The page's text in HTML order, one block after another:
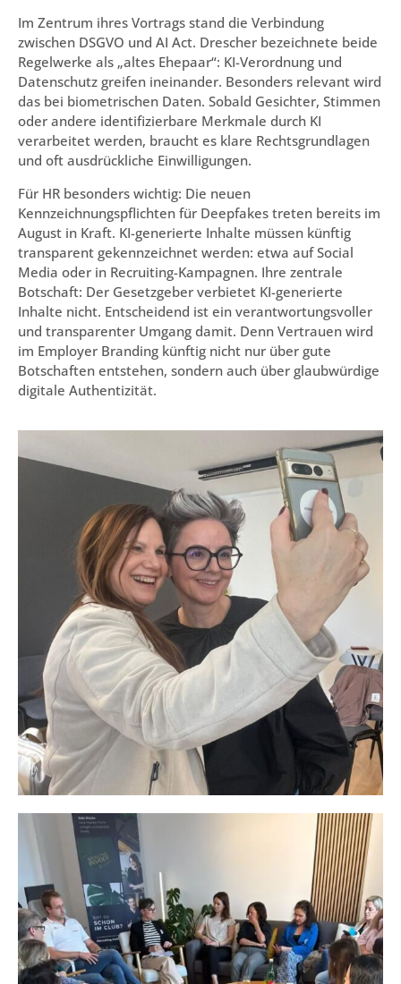
Im Zentrum ihres Vortrags stand die Verbindung
zwischen DSGVO und AI Act. Drescher bezeichnete beide
Regelwerke als „altes Ehepaar“: KI-Verordnung und
Datenschutz greifen ineinander. Besonders relevant wird
das bei biometrischen Daten. Sobald Gesichter, Stimmen
oder andere identifizierbare Merkmale durch KI
verarbeitet werden, braucht es klare Rechtsgrundlagen
und oft ausdrückliche Einwilligungen.
Für HR besonders wichtig: Die neuen
Kennzeichnungspflichten für Deepfakes treten bereits im
August in Kraft. KI-generierte Inhalte müssen künftig
transparent gekennzeichnet werden: etwa auf Social
Media oder in Recruiting-Kampagnen. Ihre zentrale
Botschaft: Der Gesetzgeber verbietet KI-generierte
Inhalte nicht. Entscheidend ist ein verantwortungsvoller
und transparenter Umgang damit. Denn Vertrauen wird
im Employer Branding künftig nicht nur über gute
Botschaften entstehen, sondern auch über glaubwürdige
digitale Authentizität.